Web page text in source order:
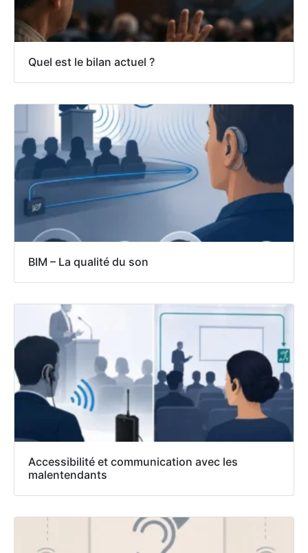
Quel est le bilan actuel ?
BIM – La qualité du son
Accessibilité et communication avec les
malentendants